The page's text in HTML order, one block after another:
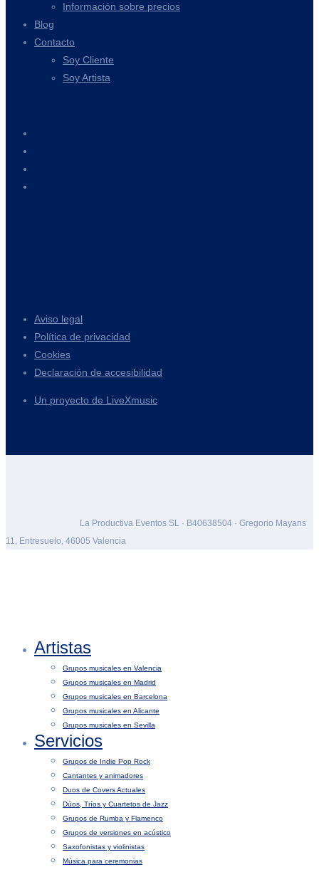
Información sobre precios
Blog
Contacto
Soy Cliente
Soy Artista
Aviso legal
Política de privacidad
Cookies
Declaración de accesibilidad
Un proyecto de LiveXmusic
La Productiva Eventos SL · B40638504 · Gregorio Mayans
11, Entresuelo, 46005 Valencia
Artistas
Grupos musicales en Valencia
Grupos musicales en Madrid
Grupos musicales en Barcelona
Grupos musicales en Alicante
Grupos musicales en Sevilla
Servicios
Grupos de Indie Pop Rock
Cantantes y animadores
Duos de Covers Actuales
Dúos, Tríos y Cuartetos de Jazz
Grupos de Rumba y Flamenco
Grupos de versiones en acústico
Saxofonistas y violinistas
Música para ceremonias